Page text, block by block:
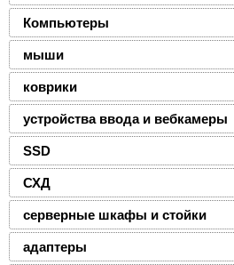
Компьютеры
мыши
коврики
устройства ввода и вебкамеры
SSD
СХД
серверные шкафы и стойки
адаптеры